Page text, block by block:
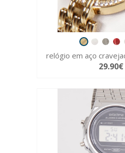
relógio em aço
29.90€